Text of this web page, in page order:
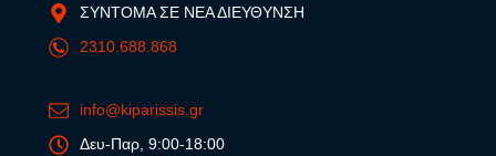
ΣΥΝΤΟΜΑ ΣΕ ΝΕΑ ΔΙΕΥΘΥΝΣΗ
2310.688.868
info@kiparissis.gr
Δευ-Παρ, 9:00-18:00